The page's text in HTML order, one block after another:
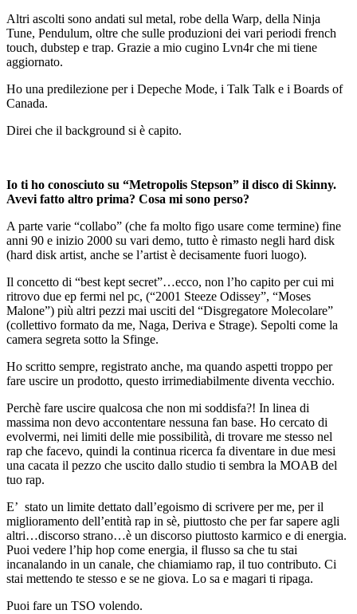
Altri ascolti sono andati sul metal, robe della Warp, della Ninja
Tune, Pendulum, oltre che sulle produzioni dei vari periodi french
touch, dubstep e trap. Grazie a mio cugino Lvn4r che mi tiene
aggiornato.
Ho una predilezione per i Depeche Mode, i Talk Talk e i Boards of
Canada.
Direi che il background si è capito.
Io ti ho conosciuto su “Metropolis Stepson” il disco di Skinny.
Avevi fatto altro prima? Cosa mi sono perso?
A parte varie “collabo” (che fa molto figo usare come termine) fine
anni 90 e inizio 2000 su vari demo, tutto è rimasto negli hard disk
(hard disk artist, anche se l’artist è decisamente fuori luogo).
Il concetto di “best kept secret”…ecco, non l’ho capito per cui mi
ritrovo due ep fermi nel pc, (“2001 Steeze Odissey”, “Moses
Malone”) più altri pezzi mai usciti del “Disgregatore Molecolare”
(collettivo formato da me, Naga, Deriva e Strage). Sepolti come la
camera segreta sotto la Sfinge.
Ho scritto sempre, registrato anche, ma quando aspetti troppo per
fare uscire un prodotto, questo irrimediabilmente diventa vecchio.
Perchè fare uscire qualcosa che non mi soddisfa?! In linea di
massima non devo accontentare nessuna fan base. Ho cercato di
evolvermi, nei limiti delle mie possibilità, di trovare me stesso nel
rap che facevo, quindi la continua ricerca fa diventare in due mesi
una cacata il pezzo che uscito dallo studio ti sembra la MOAB del
tuo rap.
E’ stato un limite dettato dall’egoismo di scrivere per me, per il
miglioramento dell’entità rap in sè, piuttosto che per far sapere agli
altri…discorso strano…è un discorso piuttosto karmico e di energia.
Puoi vedere l’hip hop come energia, il flusso sa che tu stai
incanalando in un canale, che chiamiamo rap, il tuo contributo. Ci
stai mettendo te stesso e se ne giova. Lo sa e magari ti ripaga.
Puoi fare un TSO volendo.